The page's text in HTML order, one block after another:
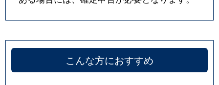
こんな方におすすめ